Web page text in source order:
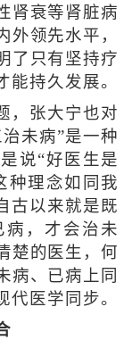
肾衰等肾脏病
外领先水平，
了只有坚持疗
能持久发展。
张大宁也对
未病”是一种
说“好医生是
种理念如同我
古以来就是既
病，才会治未
楚的医生，何
病、已病上同
代医学同步。